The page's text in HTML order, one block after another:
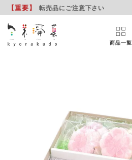
【重要】 転売品にご注意下さい
商品一覧